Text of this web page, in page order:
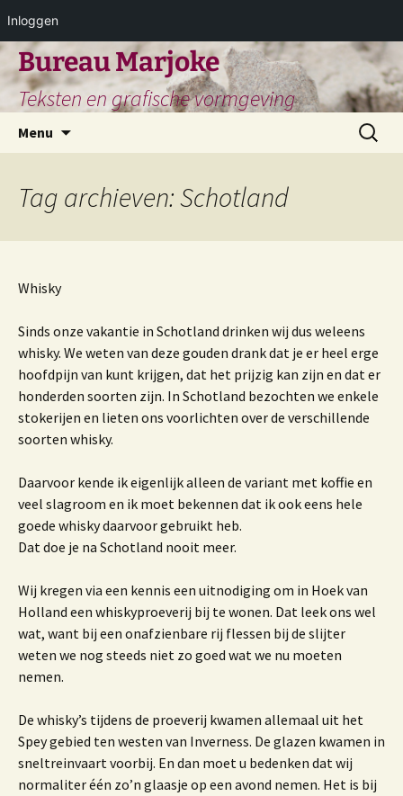
Inloggen
Ga
naar
inhoud
Bureau Marjoke
Teksten en grafische vormgeving
Menu
Zoeken
naar:
Tag archieven: Schotland
Whisky
Sinds onze vakantie in Schotland drinken wij dus weleens
whisky. We weten van deze gouden drank dat je er heel erge
hoofdpijn van kunt krijgen, dat het prijzig kan zijn en dat er
honderden soorten zijn. In Schotland bezochten we enkele
stokerijen en lieten ons voorlichten over de verschillende
soorten whisky.
Daarvoor kende ik eigenlijk alleen de variant met koffie en
veel slagroom en ik moet bekennen dat ik ook eens hele
goede whisky daarvoor gebruikt heb.
Dat doe je na Schotland nooit meer.
Wij kregen via een kennis een uitnodiging om in Hoek van
Holland een whiskyproeverij bij te wonen. Dat leek ons wel
wat, want bij een onafzienbare rij flessen bij de slijter
weten we nog steeds niet zo goed wat we nu moeten
nemen.
De whisky’s tijdens de proeverij kwamen allemaal uit het
Spey gebied ten westen van Inverness. De glazen kwamen in
sneltreinvaart voorbij. En dan moet u bedenken dat wij
normaliter één zo’n glaasje op een avond nemen. Het is bij